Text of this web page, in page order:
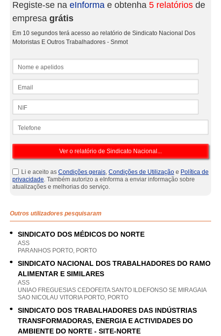
Registe-se na eInforma e obtenha 5 relatórios de
empresa grátis
Em 10 segundos terá acesso ao relatório de Sindicato Nacional Dos
Motoristas E Outros Trabalhadores - Snmot
Li e aceito as Condições gerais, Condições de Utilização e Política de
privacidade. Também autorizo a eInforma a enviar informação sobre
atualizações e melhorias do serviço.
Outros utilizadores pesquisaram
SINDICATO DOS MÉDICOS DO NORTE
ASS
PARANHOS PORTO, PORTO
SINDICATO NACIONAL DOS TRABALHADORES DO RAMO
ALIMENTAR E SIMILARES
ASS
UNIAO FREGUESIAS CEDOFEITA SANTO ILDEFONSO SE MIRAGAIA
SAO NICOLAU VITORIA PORTO, PORTO
SINDICATO DOS TRABALHADORES DAS INDÚSTRIAS
TRANSFORMADORAS, ENERGIA E ACTIVIDADES DO
AMBIENTE DO NORTE - SITE-NORTE